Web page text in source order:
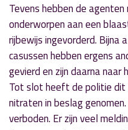
Tevens hebben de
onderworpen aan een
rijbewijs ingevorderd. Bijna
casussen hebben ergens
gevierd en zijn daarna naar
Tot slot heeft de politie dit
nitraten in beslag
verboden. Er zijn veel